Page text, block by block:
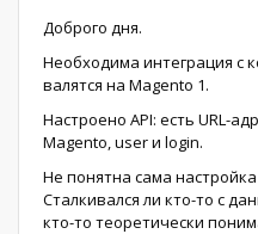
Доброго дня.
Необходима интеграция с
валятся на Magento 1.
Настроено API: есть URL-
Magento, user и login.
Не понятна сама
Сталкивался ли кто-то с
кто-то теоретически